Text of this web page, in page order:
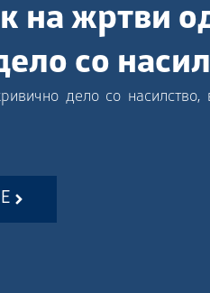
на жртви
со
дело со